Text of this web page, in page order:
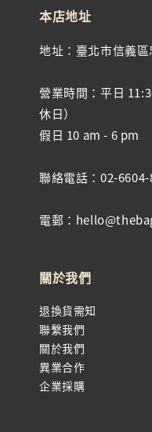
本店地址
地址：臺北市信義
營業時間：平日
休日）
假日 10 am - 6 pm
聯絡電話：02-
電郵：
關於我們
退換貨需知
聯繫我們
關於我們
異業合作
企業採購